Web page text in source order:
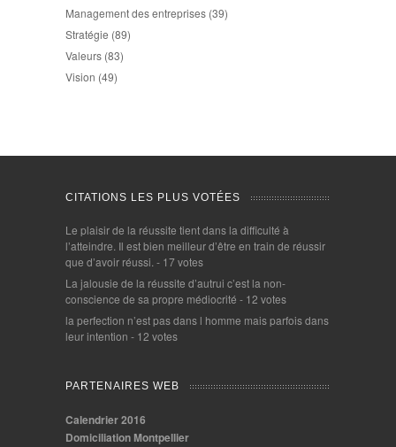
Management des entreprises (39)
Stratégie (89)
Valeurs (83)
Vision (49)
CITATIONS LES PLUS VOTÉES
Le plaisir de la réussite tient dans la difficulté à
l’atteindre. Il est bien meilleur d’être en train de réussir
que d’avoir réussi. - 17 votes
La jalousie de la réussite d’autrui c’est la non-
conscience de sa propre médiocrité - 12 votes
la perfection n’est pas dans l homme mais parfois dans
leur intention - 12 votes
PARTENAIRES WEB
Calendrier 2016
Domiciliation Montpellier